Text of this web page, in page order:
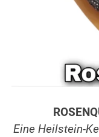
Eine Heilstein-